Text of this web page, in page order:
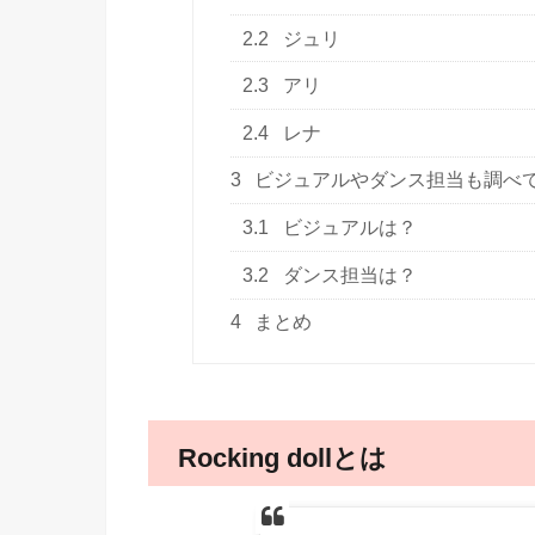
2.2 ジュリ
2.3 アリ
2.4 レナ
3 ビジュアルやダンス担当も調べ
3.1 ビジュアルは？
3.2 ダンス担当は？
4 まとめ
Rocking dollとは